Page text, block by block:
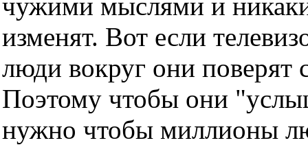
изменят. Вот если
люди вокруг они поверят
Поэтому чтобы они
нужно чтобы миллионы